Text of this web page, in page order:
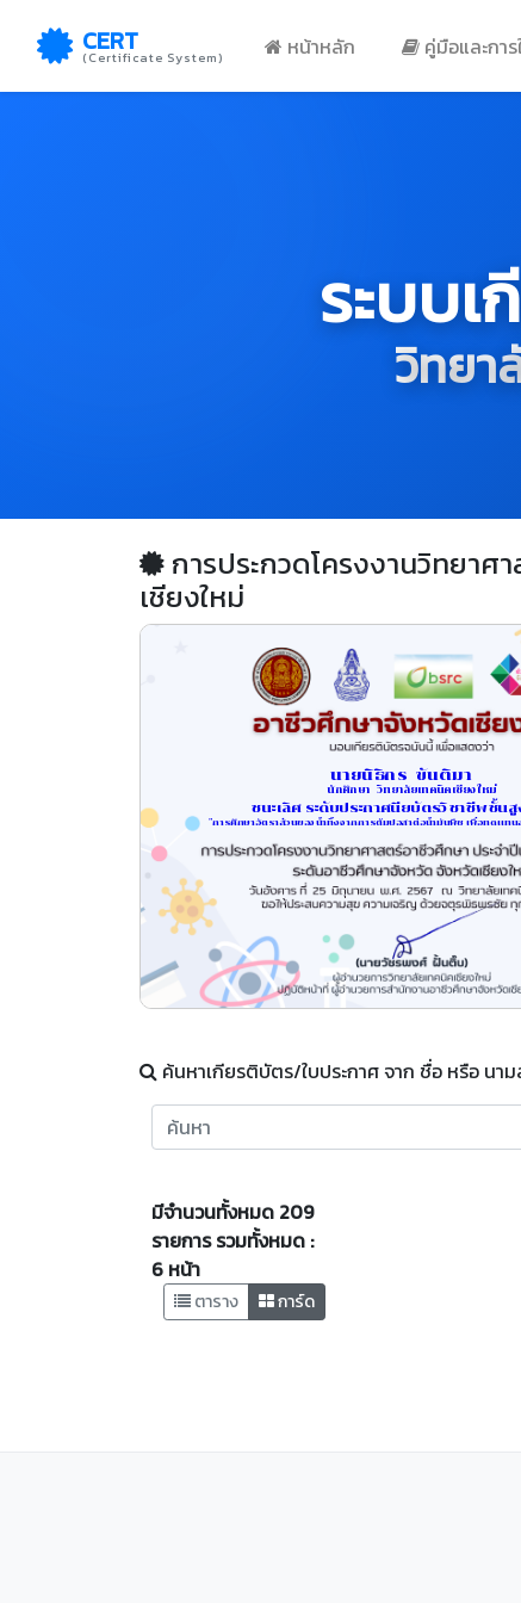
CERT
(Certificate System) หน้าหลัก คู่มือและการ
ระบบ
วิทยา
การประกวดโครงงานวิทยา
เชียงใหม่
นายนิธิกร  ขันติมา
นักศึกษา  วิทยาลัยเทคนิคเชียงใหม่
ชนะเลิศ ระดับประกาศนียบัตรวิชาชีพชั้นสู
"การศึกษาอัตราส่วนของน้ำทิ้งจากการต้มปอสาต่อน้ำมันพืช เพื่อทดแทน
ค้นหาเกียรติบัตร/ใบประกาศ จาก ชื่อ หรือ น
มีจำนวนทั้งหมด 209
รายการ รวมทั้งหมด :
6 หน้า
ตาราง การ์ด